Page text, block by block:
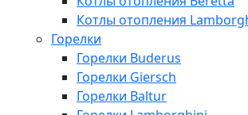
Котлы отопления
Горелки
Горелки Buderus
Горелки Giersch
Горелки Baltur